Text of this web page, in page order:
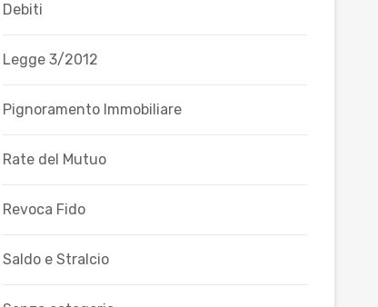
Debiti
Legge 3/2012
Pignoramento Immobiliare
Rate del Mutuo
Revoca Fido
Saldo e Stralcio